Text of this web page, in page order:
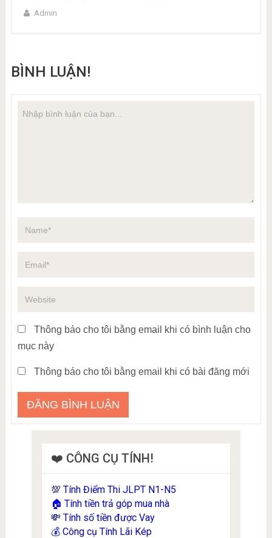
Admin
BÌNH LUẬN!
Thông báo cho tôi bằng email khi có bình luận cho
mục này
Thông báo cho tôi bằng email khi có bài đăng mới
❤️ CÔNG CỤ TÍNH!
💯 Tính Điểm Thi JLPT N1-N5
🏠 Tính tiền trả góp mua nhà
💸 Tính số tiền được Vay
💰 Công cụ Tính Lãi Kép